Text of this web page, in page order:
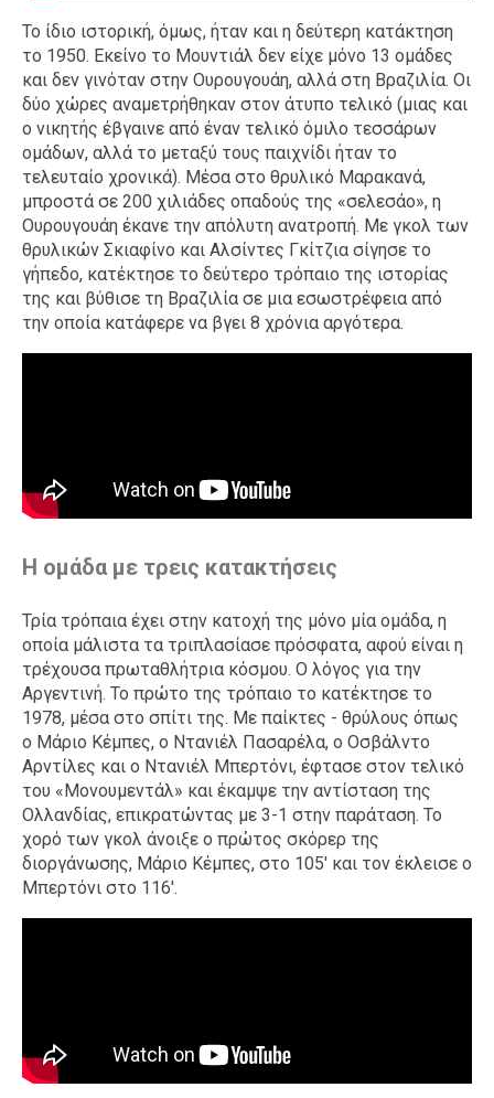
Το ίδιο ιστορική, όμως, ήταν και η δεύτερη κατάκτηση
το 1950. Εκείνο το Μουντιάλ δεν είχε μόνο 13 ομάδες
και δεν γινόταν στην Ουρουγουάη, αλλά στη Βραζιλία. Οι
δύο χώρες αναμετρήθηκαν στον άτυπο τελικό (μιας και
ο νικητής έβγαινε από έναν τελικό όμιλο τεσσάρων
ομάδων, αλλά το μεταξύ τους παιχνίδι ήταν το
τελευταίο χρονικά). Μέσα στο θρυλικό Μαρακανά,
μπροστά σε 200 χιλιάδες οπαδούς της «σελεσάο», η
Ουρουγουάη έκανε την απόλυτη ανατροπή. Με γκολ των
θρυλικών Σκιαφίνο και Αλσίντες Γκίτζια σίγησε το
γήπεδο, κατέκτησε το δεύτερο τρόπαιο της ιστορίας
της και βύθισε τη Βραζιλία σε μια εσωστρέφεια από
την οποία κατάφερε να βγει 8 χρόνια αργότερα.
Η ομάδα με τρεις κατακτήσεις
Τρία τρόπαια έχει στην κατοχή της μόνο μία ομάδα, η
οποία μάλιστα τα τριπλασίασε πρόσφατα, αφού είναι η
τρέχουσα πρωταθλήτρια κόσμου. Ο λόγος για την
Αργεντινή. Το πρώτο της τρόπαιο το κατέκτησε το
1978, μέσα στο σπίτι της. Με παίκτες - θρύλους όπως
ο Μάριο Κέμπες, ο Ντανιέλ Πασαρέλα, ο Οσβάλντο
Αρντίλες και ο Ντανιέλ Μπερτόνι, έφτασε στον τελικό
του «Μονουμεντάλ» και έκαμψε την αντίσταση της
Ολλανδίας, επικρατώντας με 3-1 στην παράταση. Το
χορό των γκολ άνοιξε ο πρώτος σκόρερ της
διοργάνωσης, Μάριο Κέμπες, στο 105' και τον έκλεισε ο
Μπερτόνι στο 116'.